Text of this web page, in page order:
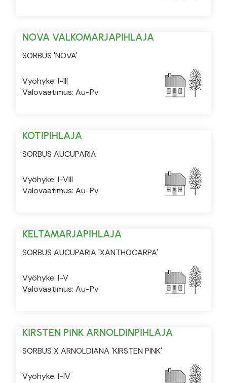
NOVA VALKOMARJAPIHLAJA
SORBUS 'NOVA'
Vyöhyke: I-III
Valovaatimus: Au-Pv
KOTIPIHLAJA
SORBUS AUCUPARIA
Vyöhyke: I-VIII
Valovaatimus: Au-Pv
KELTAMARJAPIHLAJA
SORBUS AUCUPARIA 'XANTHOCARPA'
Vyöhyke: I-V
Valovaatimus: Au-Pv
KIRSTEN PINK ARNOLDINPIHLAJA
SORBUS X ARNOLDIANA 'KIRSTEN PINK'
Vyöhyke: I-IV